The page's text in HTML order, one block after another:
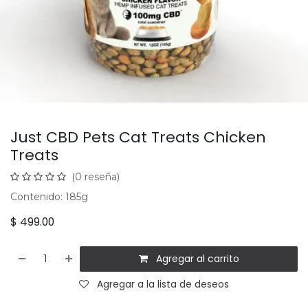
Just CBD Pets Cat Treats Chicken
Treats
(0 reseña)
Contenido: 185g
$ 499.00
Agregar al carrito
Agregar a la lista de deseos